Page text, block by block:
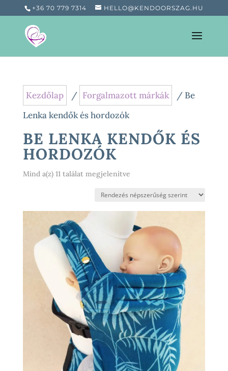
+36 70 779 7314 HELLO@KENDOORSZAG.HU
Kezdőlap / Forgalmazott márkák
/ Be
Lenka kendők és hordozók
BE LENKA KENDŐK ÉS
HORDOZÓK
Mind a(z) 11 találat megjelenítveSorted
popularity